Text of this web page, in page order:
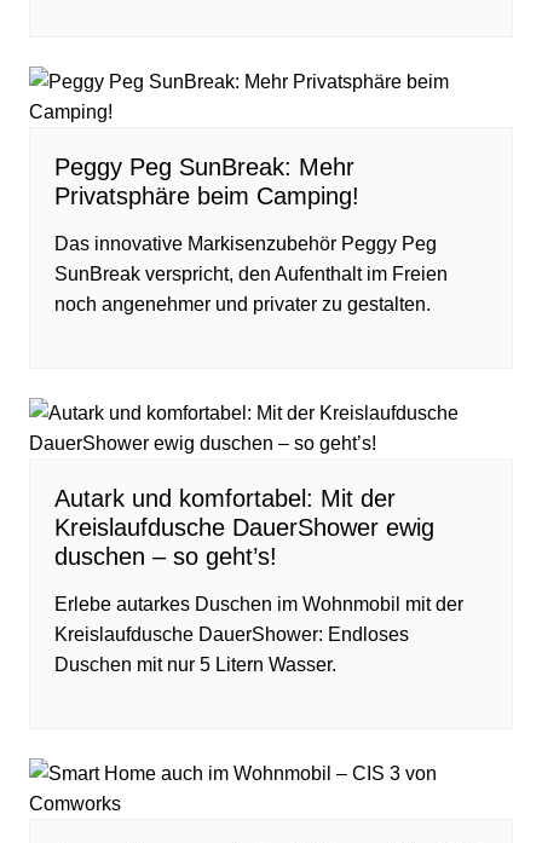
Peggy Peg SunBreak: Mehr
Privatsphäre beim Camping!
Das innovative Markisenzubehör Peggy Peg
SunBreak verspricht, den Aufenthalt im Freien
noch angenehmer und privater zu gestalten.
Autark und komfortabel: Mit der
Kreislaufdusche DauerShower ewig
duschen – so geht’s!
Erlebe autarkes Duschen im Wohnmobil mit der
Kreislaufdusche DauerShower: Endloses
Duschen mit nur 5 Litern Wasser.